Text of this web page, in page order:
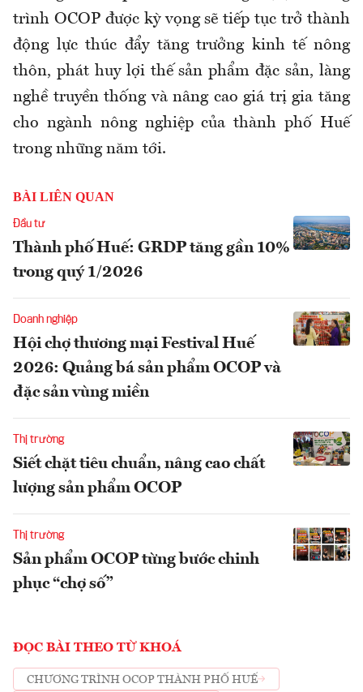
trình OCOP được kỳ vọng sẽ tiếp tục trở thành
động lực thúc đẩy tăng trưởng kinh tế nông
thôn, phát huy lợi thế sản phẩm đặc sản, làng
nghề truyền thống và nâng cao giá trị gia tăng
cho ngành nông nghiệp của thành phố Huế
trong những năm tới.
BÀI LIÊN QUAN
Đầu tư
Thành phố Huế: GRDP tăng gần 10%
trong quý 1/2026
Doanh nghiệp
Hội chợ thương mại Festival Huế
2026: Quảng bá sản phẩm OCOP và
đặc sản vùng miền
Thị trường
Siết chặt tiêu chuẩn, nâng cao chất
lượng sản phẩm OCOP
Thị trường
Sản phẩm OCOP từng bước chinh
phục “chợ số”
ĐỌC BÀI THEO TỪ KHOÁ
CHƯƠNG TRÌNH OCOP THÀNH PHỐ HUẾ